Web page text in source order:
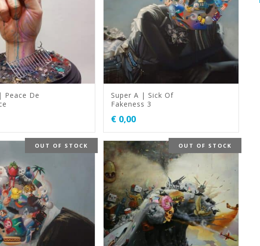
Peace De
Super A | Sick Of
Fakeness 3
€ 0,00
OUT OF STOCK OUT OF STOCK